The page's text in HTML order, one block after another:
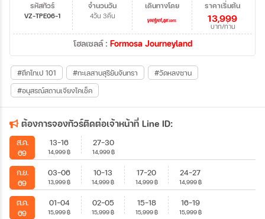
รหัสทัวร์
VZ-TPE06-1
จำนวนวัน
4วัน 3คืน
ราคาเริ่มต้น
13,999
บาท/ท่าน
เดินทางโดย
โฮลเซลล์ : Formosa Journeyland
#ตึกไทเป 101 #ทะเลสาบสุริยันจันทรา
#วัดหลงซาน
#อนุสรณ์สถานเจียงไคเช็ค
ต้องการจองทัวร์ติดต่อเจ้าหน้าที่ Line ID:
ส.ค.
69
13-16
14,999฿
27-30
14,999฿
ก.ย.
69
03-06
13,999฿
10-13
14,999฿
17-20
14,999฿
24-27
14,999฿
ต.ค.
69
01-04
15,999฿
02-05
15,999฿
15-18
15,999฿
16-19
15,999฿